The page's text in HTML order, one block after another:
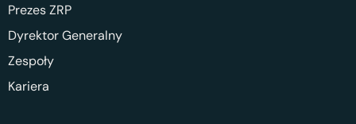
Prezes ZRP
Dyrektor Generalny
Zespoły
Kariera